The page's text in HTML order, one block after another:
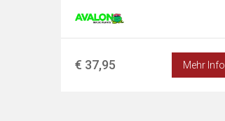
€ 37,95 Mehr Info